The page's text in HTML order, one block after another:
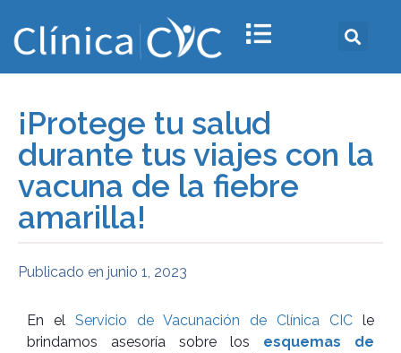
¡Protege tu salud
durante tus viajes con la
vacuna de la fiebre
amarilla!
Publicado en junio 1, 2023
En el Servicio de Vacunación de Clínica CIC le
brindamos asesoría sobre los esquemas de